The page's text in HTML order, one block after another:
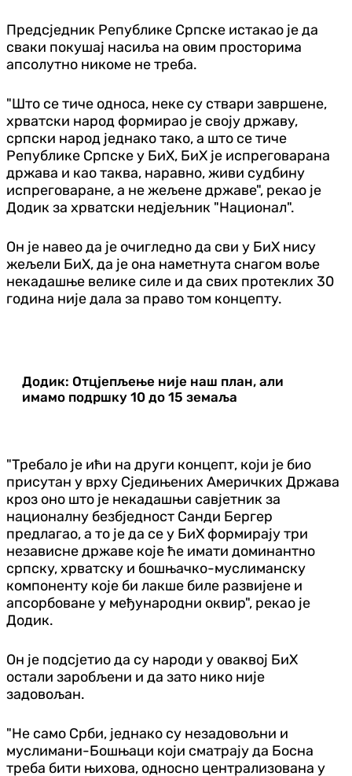
Предсједник Републике Српске истакао је да
сваки покушај насиља на овим просторима
апсолутно никоме не треба.
"Што се тиче односа, неке су ствари завршене,
хрватски народ формирао је своју државу,
српски народ једнако тако, а што се тиче
Републике Српске у БиХ, БиХ је испреговарана
држава и као таква, наравно, живи судбину
испреговаране, а не жељене државе", рекао је
Додик за хрватски недјељник "Национал".
Он је навео да је очигледно да сви у БиХ нису
жељели БиХ, да је она наметнута снагом воље
некадашње велике силе и да свих протеклих 30
година није дала за право том концепту.
Додик: Отцјепљење није наш план, али
имамо подршку 10 до 15 земаља
"Требало је ићи на други концепт, који је био
присутан у врху Сједињених Америчких Држава
кроз оно што је некадашњи савјетник за
националну безбједност Санди Бергер
предлагао, а то је да се у БиХ формирају три
независне државе које ће имати доминантно
српску, хрватску и бошњачко-муслиманску
компоненту које би лакше биле развијене и
апсорбоване у међународни оквир", рекао је
Додик.
Он је подсјетио да су народи у оваквој БиХ
остали заробљени и да зато нико није
задовољан.
"Не само Срби, једнако су незадовољни и
муслимани-Бошњаци који сматрају да Босна
треба бити њихова, односно централизована у